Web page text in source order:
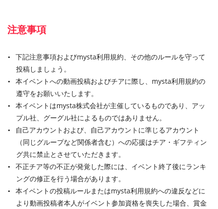
注意事項
下記注意事項およびmysta利用規約、その他のルールを守って
投稿しましょう。
本イベントへの動画投稿およびチアに際し、mysta利用規約の
遵守をお願いいたします。
本イベントはmysta株式会社が主催しているものであり、アッ
プル社、グーグル社によるものではありません。
自己アカウントおよび、自己アカウントに準じるアカウント
（同じグループなど関係者含む）への応援はチア・ギフティン
グ共に禁止とさせていただきます。
不正チア等の不正が発覚した際には、イベント終了後にランキ
ングの修正を行う場合があります。
本イベントの投稿ルールまたはmysta利用規約への違反などに
より動画投稿者本人がイベント参加資格を喪失した場合、賞金